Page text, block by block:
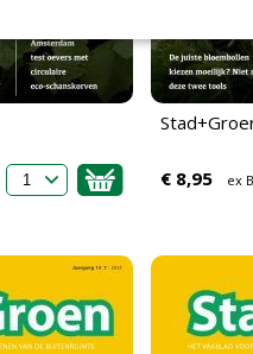
€ 8,95 ex